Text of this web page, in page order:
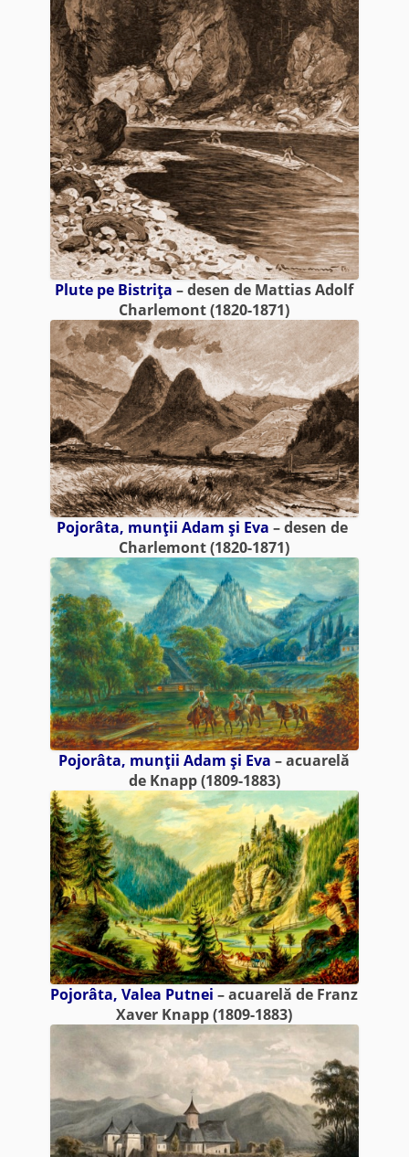
Plute pe Bistriţa – desen de Mattias Adolf
Charlemont (1820-1871)
Pojorâta, munţii Adam şi Eva – desen de
Charlemont (1820-1871)
Pojorâta, munţii Adam şi Eva – acuarelă
de Knapp (1809-1883)
Pojorâta, Valea Putnei – acuarelă de Franz
Xaver Knapp (1809-1883)